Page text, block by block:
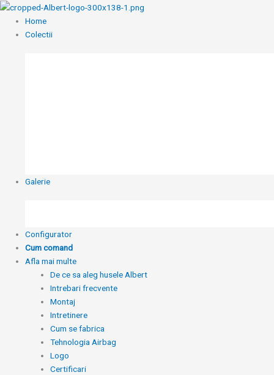
Skip
content
Home
Colectii
Galerie
Configurator
Cum comand
Afla mai multe
De ce sa aleg husele Albert
Intrebari frecvente
Montaj
Intretinere
Cum se fabrica
Tehnologia Airbag
Logo
Certificari